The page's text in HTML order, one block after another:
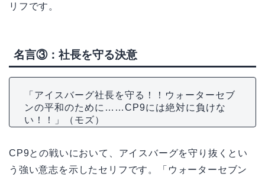
リフです。
名言③：社長を守る決意
「アイスバーグ社長を守る！！ウォーターセブ
ンの平和のために……CP9には絶対に負けな
い！！」（モズ）
CP9との戦いにおいて、アイスバーグを守り抜くとい
う強い意志を示したセリフです。「ウォーターセブン